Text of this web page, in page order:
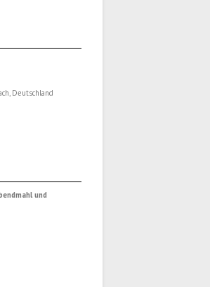
Deutschland
und